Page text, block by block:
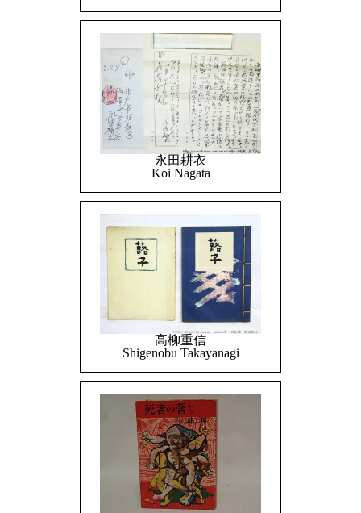
永田耕衣
Koi Nagata
高柳重信
Shigenobu Takayanagi